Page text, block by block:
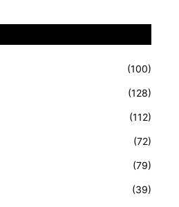
(100)
(128)
(112)
(72)
(79)
(39)